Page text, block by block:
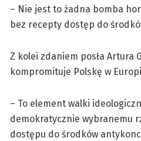
– Nie jest to żadna bomba
bez recepty dostęp do
Z kolei zdaniem posła
kompromituje Polskę w
– To element walki
demokratycznie wybranemu
dostępu do środków